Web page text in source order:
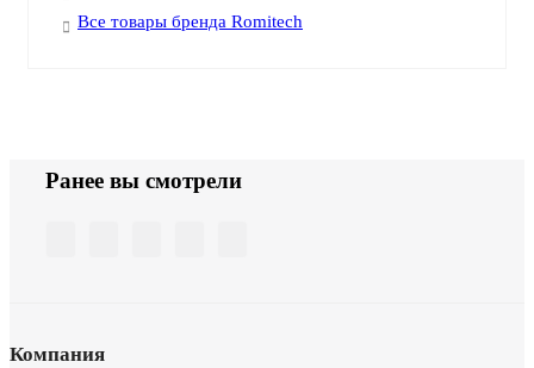
Все товары бренда Romitech
Ранее вы смотрели
Компания